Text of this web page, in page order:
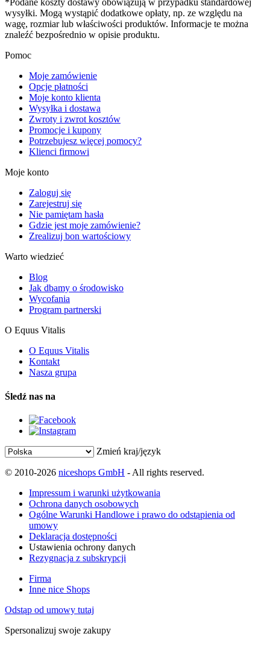
*Podane koszty dostawy obowiązują w przypadku standardowej
wysyłki. Mogą wystąpić dodatkowe opłaty, np. ze względu na
wagę, rozmiar lub właściwości produktów. Informacje te można
znaleźć bezpośrednio w opisie produktu.
Pomoc
Moje zamówienie
Opcje płatności
Moje konto klienta
Wysyłka i dostawa
Zwroty i zwrot kosztów
Promocje i kupony
Potrzebujesz więcej pomocy?
Klienci firmowi
Moje konto
Zaloguj się
Zarejestruj się
Nie pamiętam hasła
Gdzie jest moje zamówienie?
Zrealizuj bon wartościowy
Warto wiedzieć
Blog
Jak dbamy o środowisko
Wycofania
Program partnerski
O Equus Vitalis
O Equus Vitalis
Kontakt
Nasza grupa
Śledź nas na
Zmień kraj/język
© 2010-2026 niceshops GmbH - All rights reserved.
Impressum i warunki użytkowania
Ochrona danych osobowych
Ogólne Warunki Handlowe i prawo do odstąpienia od
umowy
Deklaracja dostępności
Ustawienia ochrony danych
Rezygnacja z subskrypcji
Firma
Inne nice Shops
Odstąp od umowy tutaj
Spersonalizuj swoje zakupy